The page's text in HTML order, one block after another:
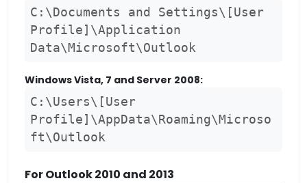
C:\Documents and Settings\[User
Profile]\Application
Data\Microsoft\Outlook
Windows Vista, 7 and Server 2008:
C:\Users\[User
Profile]\AppData\Roaming\Microso
ft\Outlook
For Outlook 2010 and 2013